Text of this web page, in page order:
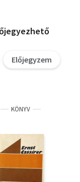
Előjegyzem
KÖNYV